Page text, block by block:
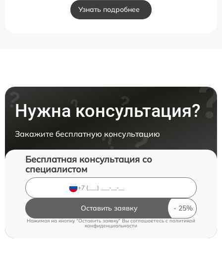
Узнать подробнее
Нужна консультация?
Закажите бесплатную консультацию
Бесплатная консультация со
специалистом
Оставить заявку
Нажимая на кнопку "Оставить заявку" Вы соглашаетесь cполитикой
конфиденциальности